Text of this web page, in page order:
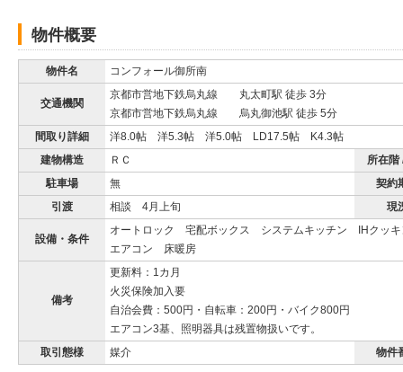
物件概要
物件名 コンフォール御所南
交通機関
京都市営地下鉄烏丸線 丸太町駅 徒歩 3分
京都市営地下鉄烏丸線 烏丸御池駅 徒歩 5分
間取り詳細
洋8.0帖 洋5.3帖 洋5.0帖 LD17.5帖 K4.3帖
建物構造
ＲＣ
所在階
駐車場
無
契約
引渡
相談 4月上旬 現
設備・条件
オートロック 宅配ボックス システムキッチン IHクッ
エアコン 床暖房
備考
更新料：1カ月
火災保険加入要
自治会費：500円・自転車：200円・バイク800円
エアコン3基、照明器具は残置物扱いです。
取引態様
媒介 物件